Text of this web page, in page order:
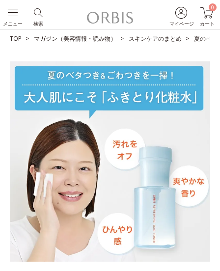
マイページ
0
カート
検索
メニュー
TOP マガジン（美容情報・読み物） スキンケアのまとめ 夏のベタ